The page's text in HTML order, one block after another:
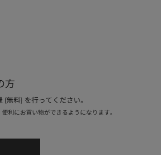
方
無料) を行ってください。
利にお買い物ができるようになります。